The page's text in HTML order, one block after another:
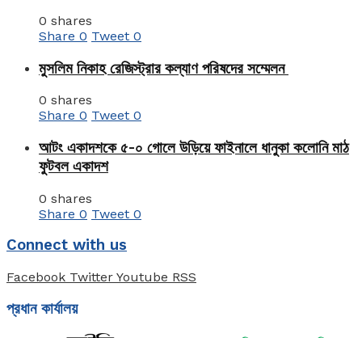
0 shares
Share 0 Tweet 0
মুসলিম নিকাহ রেজিস্ট্রার কল্যাণ পরিষদের সম্মেলন
0 shares
Share 0 Tweet 0
আটং একাদশকে ৫-০ গোলে উড়িয়ে ফাইনালে ধানুকা কলোনি মাঠ
ফুটবল একাদশ
0 shares
Share 0 Tweet 0
Connect with us
Facebook Twitter Youtube RSS
প্রধান কার্যালয়